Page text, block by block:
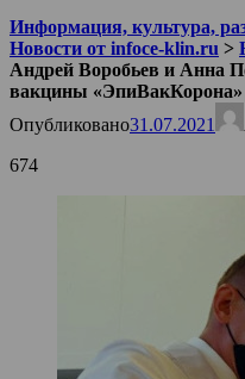
Информация, культура,
Новости от infoce-klin.ru >
Андрей Воробьев и Анна
вакцины «ЭпиВакКорона»
Опубликовано31.07.2021
674